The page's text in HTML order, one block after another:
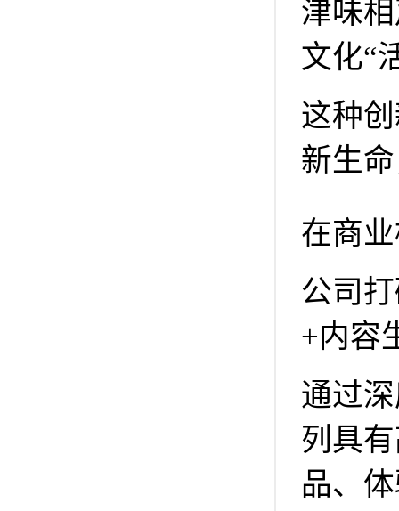
津味
文化“
这种
新生
在商
公司
+内容
通过
列具
品、